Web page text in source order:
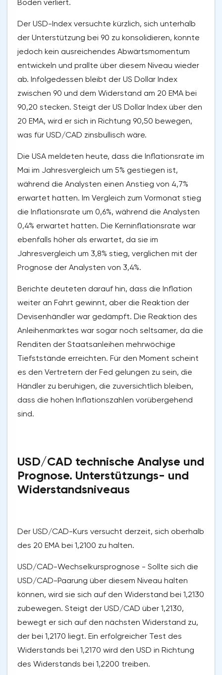
Boden verliert.
Der USD-Index versuchte kürzlich, sich unterhalb
der Unterstützung bei 90 zu konsolidieren, konnte
jedoch kein ausreichendes Abwärtsmomentum
entwickeln und prallte über diesem Niveau wieder
ab. Infolgedessen bleibt der US Dollar Index
zwischen 90 und dem Widerstand am 20 EMA bei
90,20 stecken. Steigt der US Dollar Index über den
20 EMA, wird er sich in Richtung 90,50 bewegen,
was für USD/CAD zinsbullisch wäre.
Die USA meldeten heute, dass die Inflationsrate im
Mai im Jahresvergleich um 5% gestiegen ist,
während die Analysten einen Anstieg von 4,7%
erwartet hatten. Im Vergleich zum Vormonat stieg
die Inflationsrate um 0,6%, während die Analysten
0,4% erwartet hatten. Die Kerninflationsrate war
ebenfalls höher als erwartet, da sie im
Jahresvergleich um 3,8% stieg, verglichen mit der
Prognose der Analysten von 3,4%.
Berichte deuteten darauf hin, dass die Inflation
weiter an Fahrt gewinnt, aber die Reaktion der
Devisenhändler war gedämpft. Die Reaktion des
Anleihenmarktes war sogar noch seltsamer, da die
Renditen der Staatsanleihen mehrwöchige
Tiefststände erreichten. Für den Moment scheint
es den Vertretern der Fed gelungen zu sein, die
Händler zu beruhigen, die zuversichtlich bleiben,
dass die hohen Inflationszahlen vorübergehend
sind.
USD/CAD technische Analyse und
Prognose. Unterstützungs- und
Widerstandsniveaus
Der USD/CAD-Kurs versucht derzeit, sich oberhalb
des 20 EMA bei 1,2100 zu halten.
USD/CAD-Wechselkursprognose - Sollte sich die
USD/CAD-Paarung über diesem Niveau halten
können, wird sie sich auf den Widerstand bei 1,2130
zubewegen. Steigt der USD/CAD über 1,2130,
bewegt er sich auf den nächsten Widerstand zu,
der bei 1,2170 liegt. Ein erfolgreicher Test des
Widerstands bei 1,2170 wird den USD in Richtung
des Widerstands bei 1,2200 treiben.